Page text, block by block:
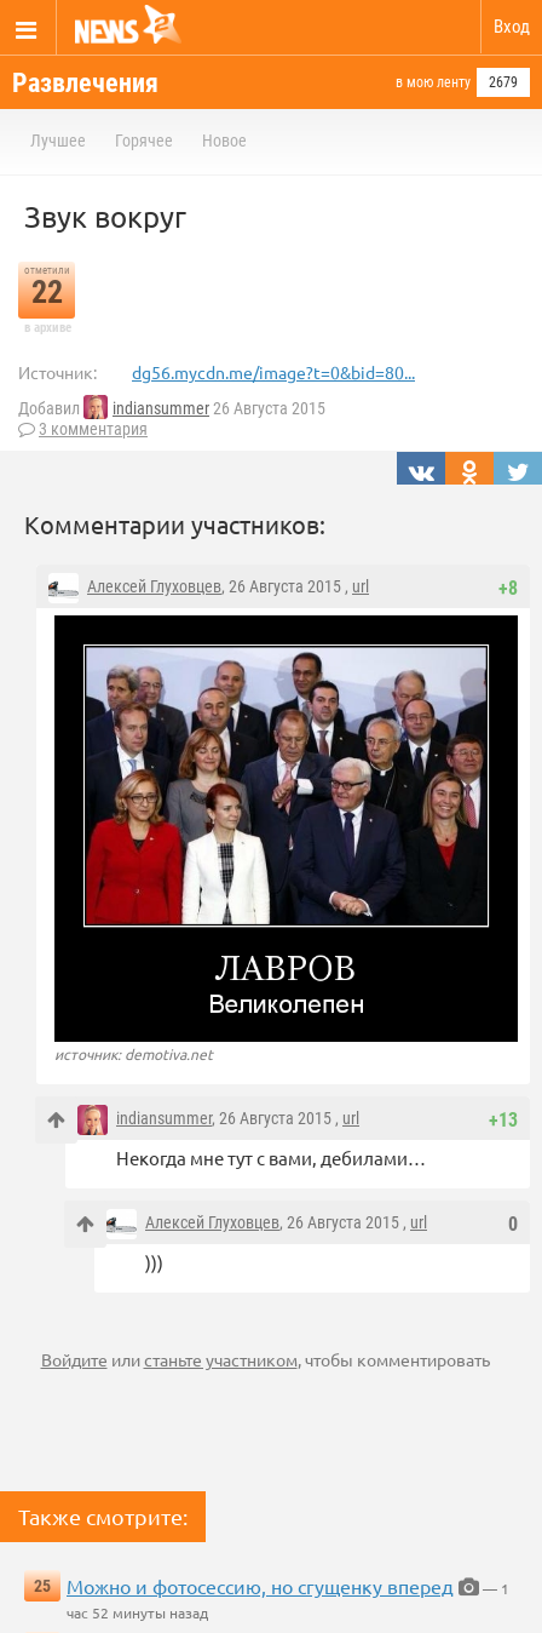
Вход
Развлечения в мою ленту 2679
Лучшее Горячее Новое
Звук вокруг
отметили
22
в архиве
Источник: dg56.mycdn.me/image?t=0&bid=80...
Добавил indiansummer26 Августа 2015
3 комментария
Комментарии участников:
+8
Алексей Глуховцев, 26 Августа 2015 , url
источник: demotiva.net
+13
indiansummer, 26 Августа 2015 , url
Некогда мне тут с вами, дебилами…
0
Алексей Глуховцев, 26 Августа 2015 , url
)))
Войдите илистаньте участником , чтобы комментировать
Также смотрите:
25 Можно и фотосессию, но сгущенку вперед
— 1
час 52 минуты назад